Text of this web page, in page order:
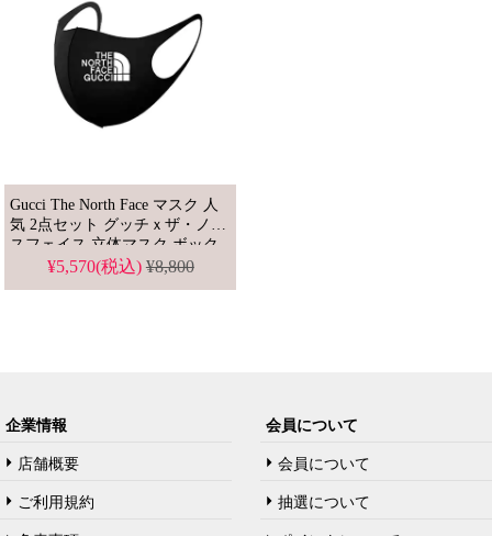
Gucci The North Face マスク 人
気 2点セット グッチｘザ・ノー
スフェイス 立体マスク ボック
スログ入れ ブランド 洗えるマ
¥5,570(税込)¥8,800
企業情報
店舗概要
ご利用規約
会員について
会員について
抽選について